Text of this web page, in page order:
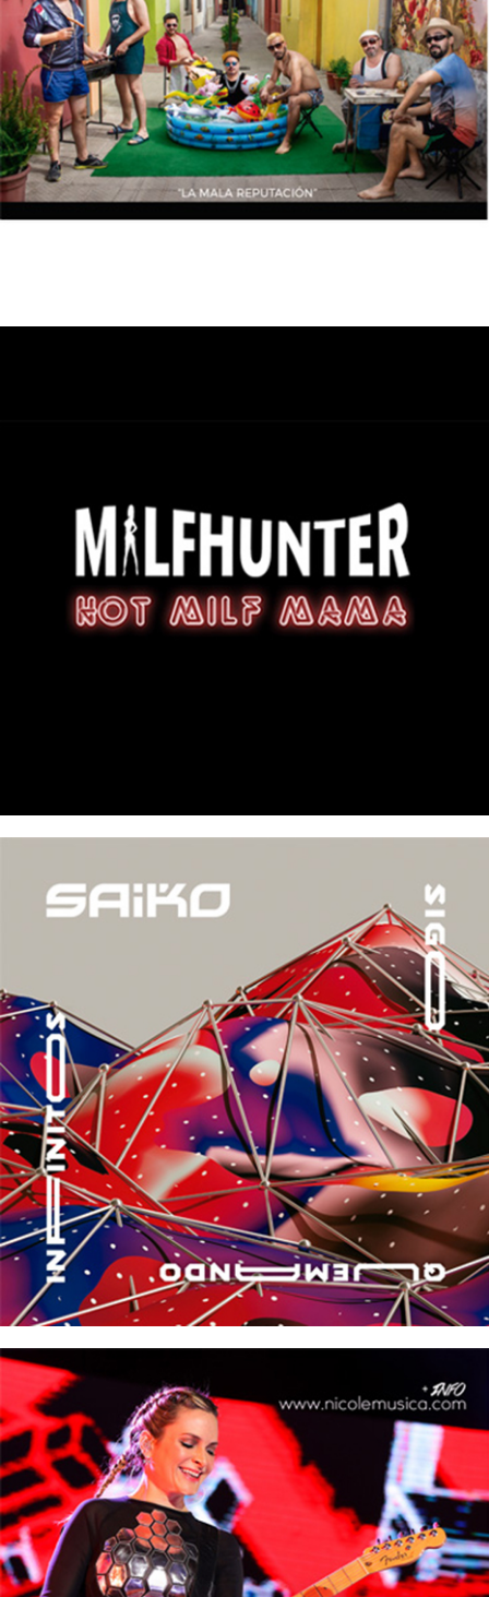
12/10/2016
NEGROS DE HARVAR – La Mala
Reputación
12/10/2016
MILFHUNTER – Hot milf mama
12/10/2016
SAIKO – signo quemando infinitos
12/10/2016